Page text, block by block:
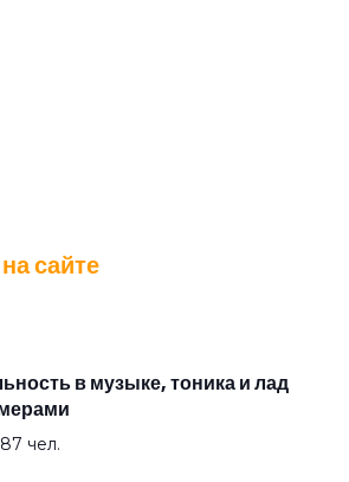
сайте
в музыке, тоника и лад
чел.